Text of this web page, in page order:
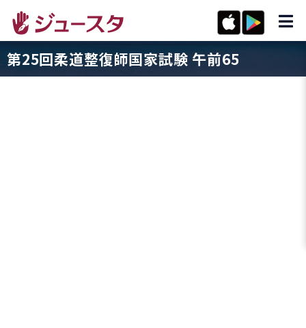
第25回柔道整復師国家試験 午前65